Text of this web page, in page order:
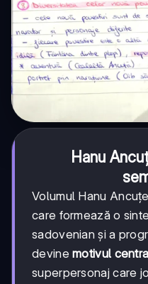
Hanu
Volumul Hanu
care formează o
sadovenian și a
devinemotivul
superpersonaj care